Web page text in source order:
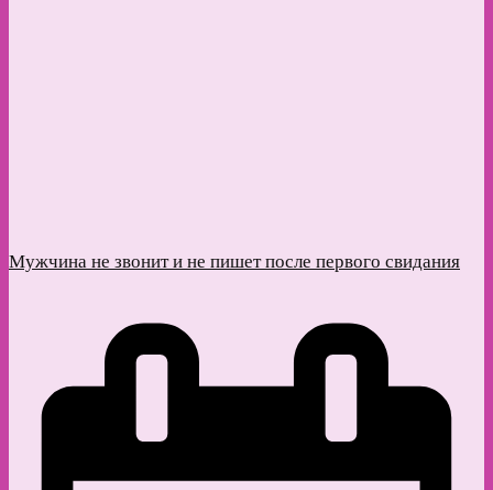
Мужчина не звонит и не пишет после первого свидания